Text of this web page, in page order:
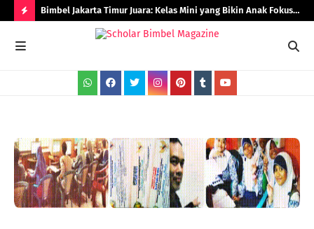
O
S
T
S
Bimbel Jakarta Timur Juara: Kelas Mini yang Bikin Anak Fokus
dan Berprestasi